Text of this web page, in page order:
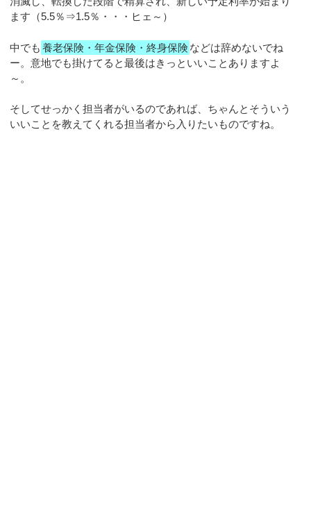
ます（5.5％⇒1.5％・・・ヒェ～）
中でも 養老保険・年金保険・終身保険などは辞めないでね
ー。意地でも掛けてると最後はきっといいことありますよ
～。
そしてせっかく担当者がいるのであれば、ちゃんとそういう
いいことを教えてくれる担当者から入りたいものですね。